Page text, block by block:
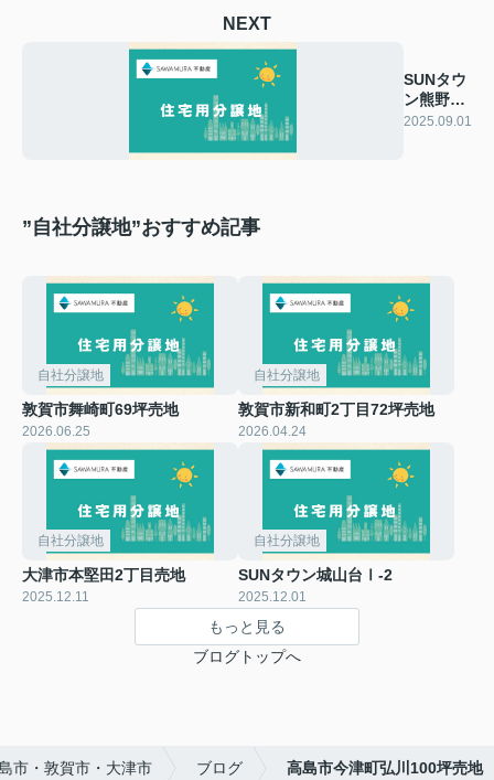
NEXT
SUNタウ
ン熊野本
Ⅱ-4
2025.09.01
”自社分譲地”おすすめ記事
自社分譲地
敦賀市舞崎町69坪売地
2026.06.25
自社分譲地
敦賀市新和町2丁目72坪売地
2026.04.24
自社分譲地
大津市本堅田2丁目売地
2025.12.11
自社分譲地
SUNタウン城山台Ⅰ-2
2025.12.01
もっと見る
ブログトップへ
市・敦賀市・大津市 ブログ 高島市今津町弘川100坪売地